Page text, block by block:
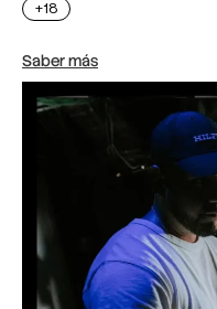
+18
Saber más